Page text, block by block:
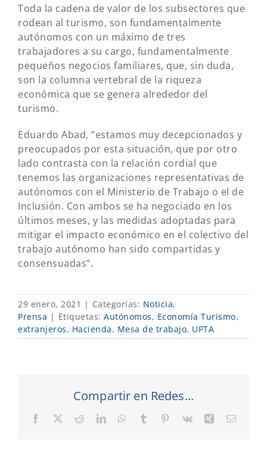
Toda la cadena de valor de los subsectores que
rodean al turismo, son fundamentalmente
autónomos con un máximo de tres
trabajadores a su cargo, fundamentalmente
pequeños negocios familiares, que, sin duda,
son la columna vertebral de la riqueza
económica que se genera alrededor del
turismo.
Eduardo Abad, “estamos muy decepcionados y
preocupados por esta situación, que por otro
lado contrasta con la relación cordial que
tenemos las organizaciones representativas de
autónomos con el Ministerio de Trabajo o el de
Inclusión. Con ambos se ha negociado en los
últimos meses, y las medidas adoptadas para
mitigar el impacto económico en el colectivo del
trabajo autónomo han sido compartidas y
consensuadas”.
29 enero, 2021 | Categorías: Noticia,
Prensa | Etiquetas: Autónomos, Economía Turismo,
extranjeros, Hacienda, Mesa de trabajo, UPTA
Compartir en Redes...
Facebook RedditLinkedInWhatsApp
Tumblr Pinterest
Vk XingCorreo